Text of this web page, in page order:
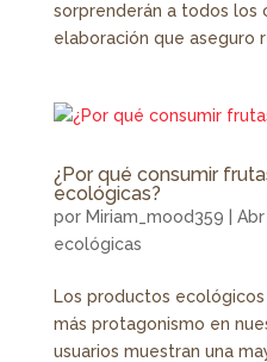
sorprenderán a todos los
elaboración que aseguro
¿Por qué consumir
ecológicas?
por Miriam_mood359
ecológicas
Los productos
más protagonismo en
usuarios muestran una